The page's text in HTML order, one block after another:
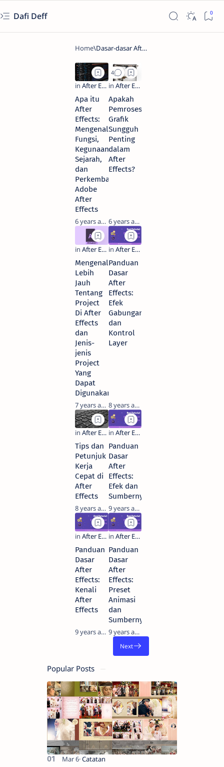
Dafi Deff
Apa itu
After
Effects:
Mengenal
Fungsi,
Kegunaan,
Sejarah,
dan
Perkembangan
Adobe
After
Effects
6 years ago
Apakah
Pemrosesan
Grafik
Sungguh
Penting
dalam
After
Effects?
6 years ago
Mengenal
Lebih
Jauh
Tentang
Project
Di After
Effects
dan
Jenis-
jenis
Project
Yang
Dapat
Digunakan
7 years ago
Panduan
Dasar
After
Effects:
Efek
Gabungan
dan
Kontrol
Layer
8 years ago
Tips dan
Petunjuk
Kerja
Cepat di
After
Effects
8 years ago
Panduan
Dasar
After
Effects:
Efek dan
Sumbernya
9 years ago
Panduan
Dasar
After
Effects:
Kenali
After
Effects
9 years ago
Panduan
Dasar
After
Effects:
Preset
Animasi
dan
Sumbernya
9 years ago
Popular Posts